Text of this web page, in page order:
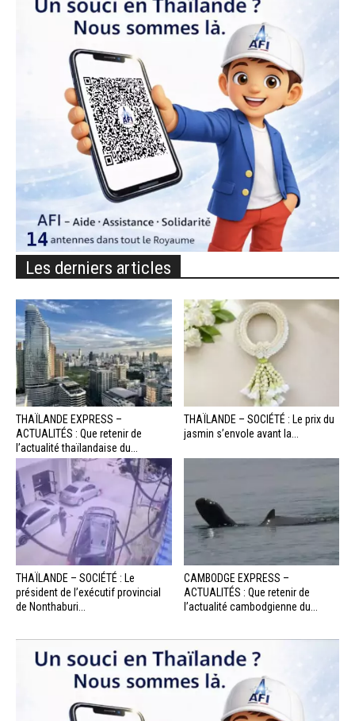
Les derniers articles
THAÏLANDE EXPRESS –
ACTUALITÉS : Que retenir de
l’actualité thaïlandaise du...
THAÏLANDE – SOCIÉTÉ : Le prix du
jasmin s’envole avant la...
THAÏLANDE – SOCIÉTÉ : Le
président de l’exécutif provincial
de Nonthaburi...
CAMBODGE EXPRESS –
ACTUALITÉS : Que retenir de
l’actualité cambodgienne du...